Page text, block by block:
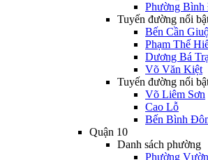
Phường
Tuyến đường nổi
Bến Cần
Phạm Thế
Dương Bá
Võ Văn Kiệt
Tuyến đường nổi
Võ Liêm Sơn
Cao Lỗ
Bến Bình
Quận 10
Danh sách phường
Phường